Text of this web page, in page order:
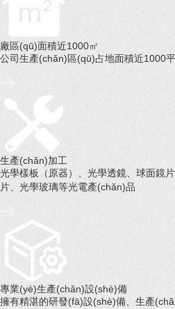
廠區(qū)面積近1000㎡
公司生產(chǎn)區(qū)占地面積近1000
生產(chǎn)加工
光學樣板（原器）、光學透鏡、球面鏡片、
片、光學玻璃等光電產(chǎn)品
專業(yè)生產(chǎn)設(shè)備
擁有精湛的研發(fā)設(shè)備、生產